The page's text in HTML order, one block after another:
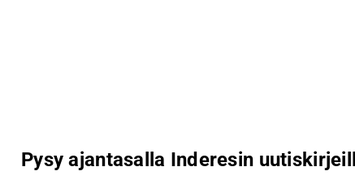
Pysy ajantasalla Inderesin